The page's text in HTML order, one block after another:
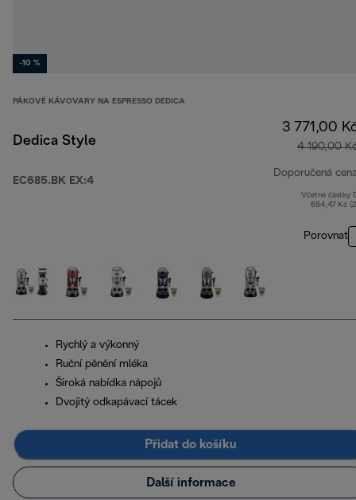
-10 %
PÁKOVÉ KÁVOVARY NA ESPRESSO DEDICA
Dedica Style
EC685.BK EX:4
3 771,00
4 190,00
Doporučená
Včetně částky
654,47 Kč
Porovnat
Rychlý a výkonný
Ruční pěnění mléka
Široká nabídka nápojů
Dvojitý odkapávací tácek
Přidat do košíku
Další informace